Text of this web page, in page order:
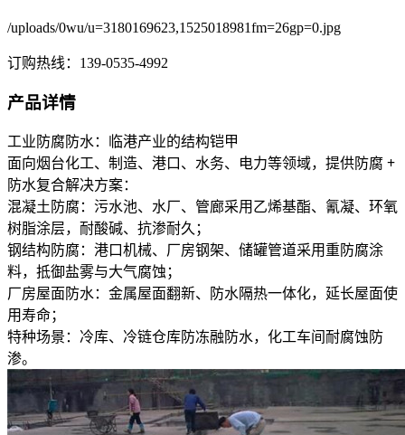
/uploads/0wu/u=3180169623,1525018981fm=26gp=0.jpg
订购热线： 139-0535-4992
产品详情
工业防腐防水：临港产业的结构铠甲
面向烟台化工、制造、港口、水务、电力等领域，提供防腐 +
防水复合解决方案：
混凝土防腐：污水池、水厂、管廊采用乙烯基酯、氰凝、环氧
树脂涂层，耐酸碱、抗渗耐久；
钢结构防腐：港口机械、厂房钢架、储罐管道采用重防腐涂
料，抵御盐雾与大气腐蚀；
厂房屋面防水：金属屋面翻新、防水隔热一体化，延长屋面使
用寿命；
特种场景：冷库、冷链仓库防冻融防水，化工车间耐腐蚀防
渗。